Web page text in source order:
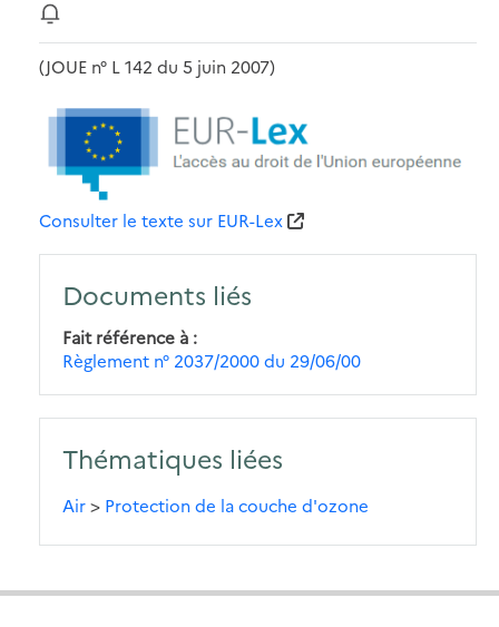
(JOUE n° L 142 du 5 juin 2007)
Consulter le texte sur EUR-Lex
Documents liés
Fait référence à
Règlement n° 2037/2000 du 29/06/00
Thématiques liées
Air> Protection de la couche d'ozone